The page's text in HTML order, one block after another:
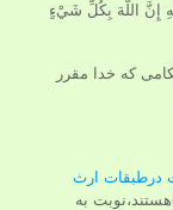
إِنَّ اللَّهَ بِكُلِّ شَيْ‏ءٍ
كه خدا مقرر
درطبقات ارث
به